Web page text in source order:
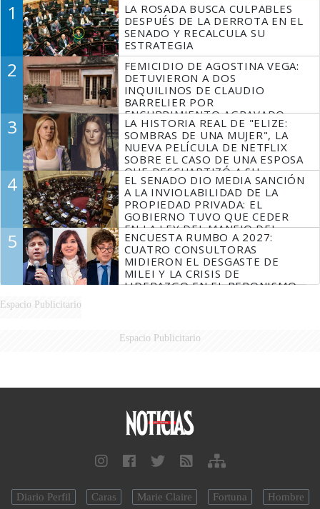
1
LA ROSADA BUSCA CULPABLES
DESPUÉS DE LA DERROTA EN EL
SENADO Y RECALCULA SU
ESTRATEGIA
2
FEMICIDIO DE AGOSTINA VEGA:
DETUVIERON A DOS
INQUILINOS DE CLAUDIO
BARRELIER POR
ENCUBRIMIENTO AGRAVADO
3
LA HISTORIA REAL DE "ELIZE:
SOMBRAS DE UNA MUJER", LA
NUEVA PELÍCULA DE NETFLIX
SOBRE EL CASO DE UNA ESPOSA
QUE DESCUARTIZÓ A SU
MARIDO
4
EL SENADO DIO MEDIA SANCIÓN
A LA INVIOLABILIDAD DE LA
PROPIEDAD PRIVADA: EL
GOBIERNO TUVO QUE CEDER
EN LA LEY DEL MANEJO DEL
FUEGO
5
ENCUESTA RUMBO A 2027:
CUATRO CONSULTORAS
MIDIERON EL DESGASTE DE
MILEI Y LA CRISIS DE
LIDERAZGO EN EL PERONISMO
Espacio Publicitario
Espacio Publicitario
Diario Perfil Caras Marie Claire Fortuna Hombre